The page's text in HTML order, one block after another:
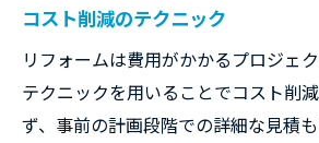
コスト削減のテクニック
リフォームは費用がかかるプロジェ
テクニックを用いることでコスト削
ず、事前の計画段階での詳細な見積